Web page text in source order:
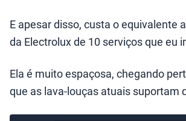
E apesar disso, custa o equivalente
da Electrolux de 10 serviços que eu
Ela é muito espaçosa, chegando
que as lava-louças atuais suportam